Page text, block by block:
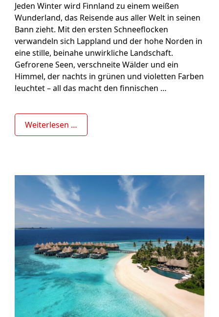
Jeden Winter wird Finnland zu einem weißen
Wunderland, das Reisende aus aller Welt in seinen
Bann zieht. Mit den ersten Schneeflocken
verwandeln sich Lappland und der hohe Norden in
eine stille, beinahe unwirkliche Landschaft.
Gefrorene Seen, verschneite Wälder und ein
Himmel, der nachts in grünen und violetten Farben
leuchtet – all das macht den finnischen …
Weiterlesen …